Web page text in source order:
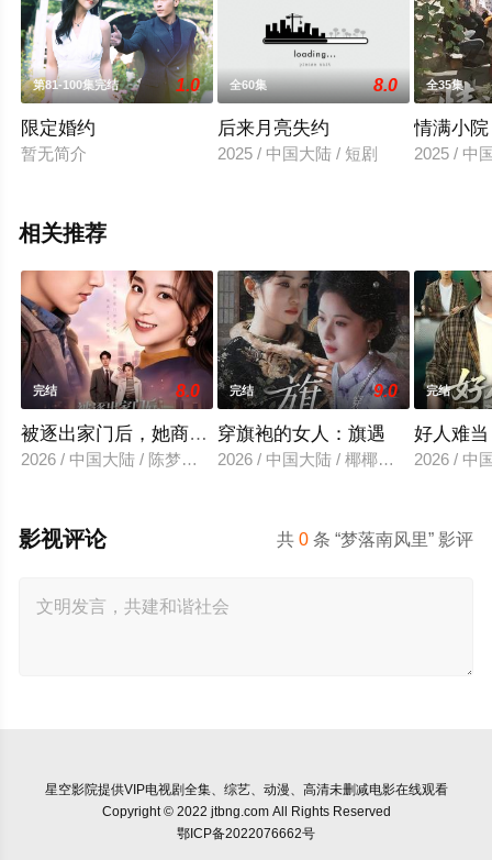
第81-100集完结 1.0
限定婚约
暂无简介
全60集 8.0
后来月亮失约
2025 / 中国大陆 / 短剧
全35集
情满小院
2025 / 中
相关推荐
完结 8.0
被逐出家门后，她商界封神
2026 / 中国大陆 / 陈梦希＆傅邦奇
完结 9.0
穿旗袍的女人：旗遇
2026 / 中国大陆 / 椰椰＆哲宇
完结
好人难
2026 / 中
共0 条 “梦落南风里” 影评
影视评论
星空影院提供VIP电视剧全集、综艺、动漫、高清未删减电影在线观看
Copyright © 2022 jtbng.com All Rights Reserved
鄂ICP备2022076662号